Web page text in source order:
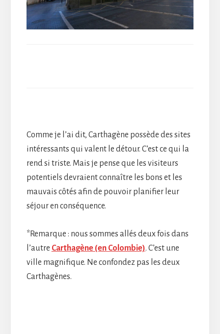
Comme je l’ai dit, Carthagène possède des sites
intéressants qui valent le détour. C’est ce qui la
rend si triste. Mais je pense que les visiteurs
potentiels devraient connaître les bons et les
mauvais côtés afin de pouvoir planifier leur
séjour en conséquence.
*Remarque : nous sommes allés deux fois dans
l’autre Carthagène (en Colombie). C’est une
ville magnifique. Ne confondez pas les deux
Carthagènes.